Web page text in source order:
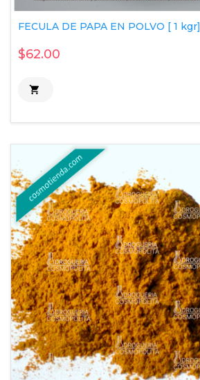
FECULA DE PAPA EN POLVO [ 1 kgr]
$62.00
